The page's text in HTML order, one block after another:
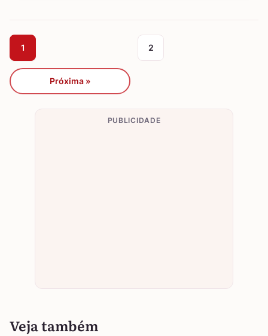
1 2
Próxima »
PUBLICIDADE
Veja também